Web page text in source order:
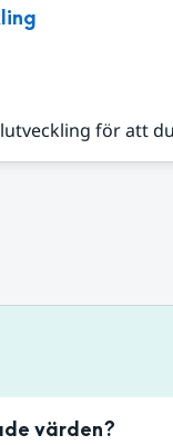
för att
värden?